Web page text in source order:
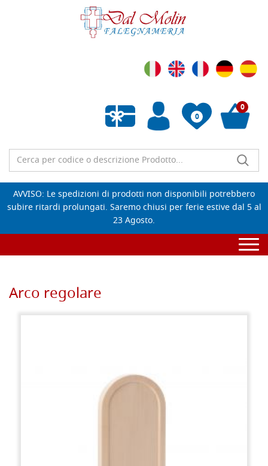
0
Wishlist vuota
0
AVVISO: Le spedizioni di prodotti non disponibili potrebbero
subire ritardi prolungati. Saremo chiusi per ferie estive dal 5 al
23 Agosto.
Arco regolare